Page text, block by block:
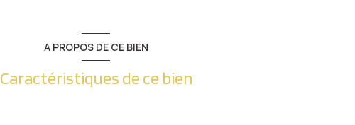
A PROPOS DE CE BIEN
Caractéristiques de ce bien